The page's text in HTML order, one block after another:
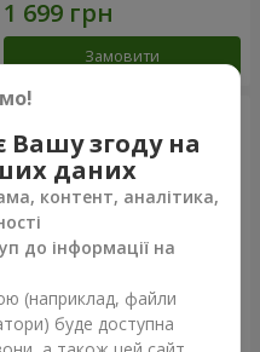
Замовити
Вашу згоду на
даних
контент, аналітика,
до інформації на
(наприклад, файли
буде доступна